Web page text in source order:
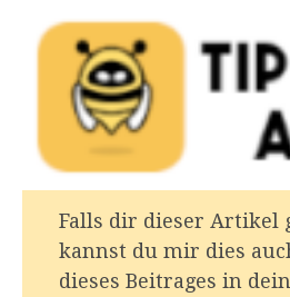
Falls dir dieser Artikel
kannst du mir dies
dieses Beitrages in